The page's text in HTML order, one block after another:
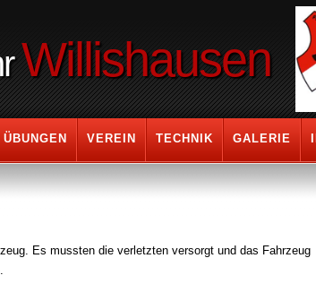
Willishausen
ÜBUNGEN VEREIN TECHNIK GALERIE
Es mussten die verletzten versorgt und das Fahrzeug